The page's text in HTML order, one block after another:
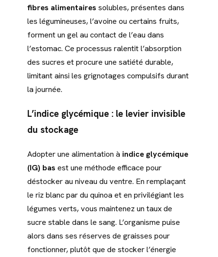
fibres alimentaires solubles, présentes dans
les légumineuses, l’avoine ou certains fruits,
forment un gel au contact de l’eau dans
l’estomac. Ce processus ralentit l’absorption
des sucres et procure une satiété durable,
limitant ainsi les grignotages compulsifs durant
la journée.
L’indice glycémique : le levier invisible
du stockage
Adopter une alimentation à indice glycémique
(IG) bas est une méthode efficace pour
déstocker au niveau du ventre. En remplaçant
le riz blanc par du quinoa et en privilégiant les
légumes verts, vous maintenez un taux de
sucre stable dans le sang. L’organisme puise
alors dans ses réserves de graisses pour
fonctionner, plutôt que de stocker l’énergie